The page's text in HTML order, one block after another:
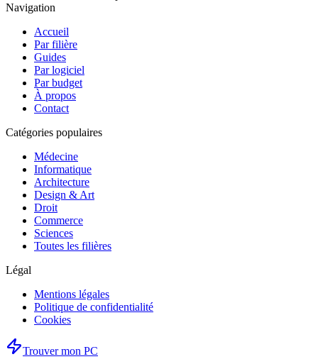
Navigation
Accueil
Par filière
Guides
Par logiciel
Par budget
À propos
Contact
Catégories populaires
Médecine
Informatique
Architecture
Design & Art
Droit
Commerce
Sciences
Toutes les filières
Légal
Mentions légales
Politique de confidentialité
Cookies
Trouver mon PC